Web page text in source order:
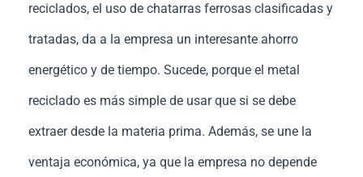
reciclados, el uso de chatarras ferrosas clasificadas y
tratadas, da a la empresa un interesante ahorro
energético y de tiempo. Sucede, porque el metal
reciclado es más simple de usar que si se debe
extraer desde la materia prima. Además, se une la
ventaja económica, ya que la empresa no depende